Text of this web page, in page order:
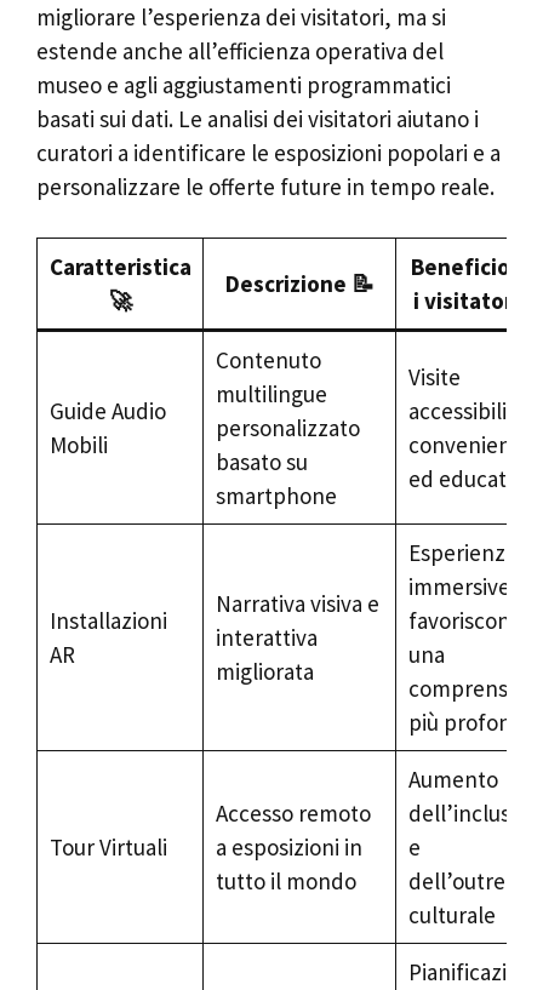
migliorare l’esperienza dei visitatori, ma si
estende anche all’efficienza operativa del
museo e agli aggiustamenti programmatici
basati sui dati. Le analisi dei visitatori aiutano i
curatori a identificare le esposizioni popolari e a
personalizzare le offerte future in tempo reale.
Caratteristica
🚀
Descrizione 📝
Beneficio
i visitatori
Guide Audio
Mobili
Contenuto
multilingue
personalizzato
basato su
smartphone
Visite
accessibili,
convenienti
ed educative
Installazioni
AR
Narrativa visiva e
interattiva
migliorata
Esperienze
immersive
favoriscono
una
più profonda
Tour Virtuali
Accesso remoto
a esposizioni in
tutto il mondo
Aumento
e
dell’outreach
culturale
Pianificazione